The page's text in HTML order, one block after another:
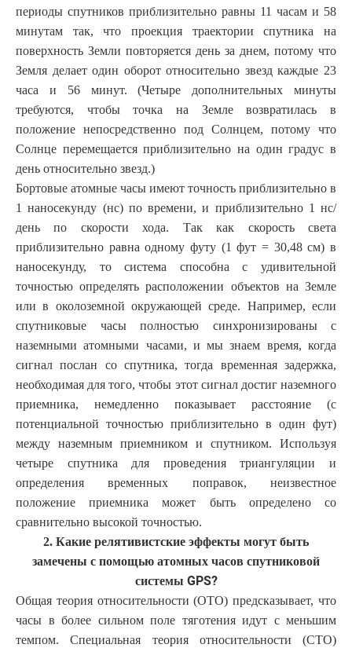
периоды спутников приблизительно равны 11 часам и 58
минутам так, что проекция траектории спутника на
поверхность Земли повторяется день за днем, потому что
Земля делает один оборот относительно звезд каждые 23
часа и
56 минут. (Четыре дополнительных минуты
требуются, чтобы точка на Земле возвратилась в
положение непосредственно под Солнцем, потому что
Солнце перемещается приблизительно на один градус в
день относительно звезд.)
Бортовые атомные часы имеют точность приблизительно в
1 наносекунду (нс) по времени, и приблизительно 1 нс/
день по скорости хода. Так как скорость света
приблизительно равна одному футу (1 фут = 30,48 см) в
наносекунду, то система способна с удивительной
точностью определять расположении объектов на Земле
или в околоземной окружающей среде. Например, если
спутниковые часы полностью синхронизированы с
наземными атомными часами, и мы знаем время, когда
сигнал послан со спутника, тогда временная задержка,
необходимая для того, чтобы этот сигнал достиг наземного
приемника, немедленно показывает расстояние (с
потенциальной точностью приблизительно в один фут)
между наземным приемником и спутником. Используя
четыре спутника для проведения триангуляции и
определения временных поправок, неизвестное
положение приемника может быть определено со
сравнительно высокой точностью.
2. Какие релятивистские эффекты могут быть
замечены с помощью атомных часов спутниковой
системы GPS?
Общая теория относительности (ОТО) предсказывает, что
часы в более сильном поле тяготения идут с меньшим
темпом. Специальная теория относительности (СТО)